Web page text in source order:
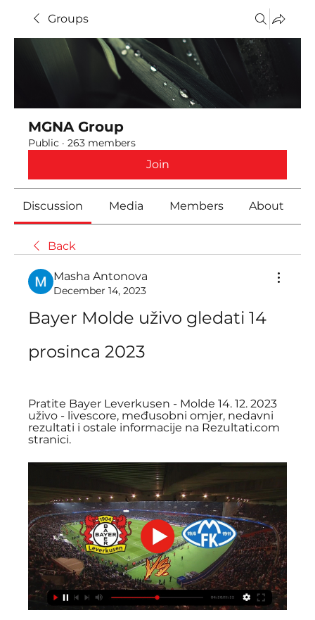
Groups
MGNA Group
Public · 263 members
Join
Discussion Media Members About
Back
Masha Antonova
December 14, 2023
Bayer Molde uživo gledati 14
prosinca 2023
Pratite Bayer Leverkusen - Molde 14. 12. 2023
uživo - livescore, međusobni omjer, nedavni
rezultati i ostale informacije na Rezultati.com
stranici.